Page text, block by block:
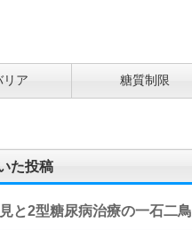
リア 糖質制限
た投稿
と2型糖尿病治療の一石二鳥